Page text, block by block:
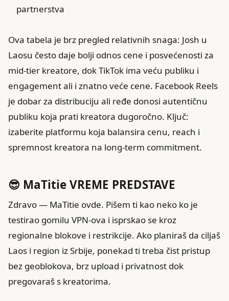
partnerstva
Ova tabela je brz pregled relativnih snaga: Josh u
Laosu često daje bolji odnos cene i posvećenosti za
mid‑tier kreatore, dok TikTok ima veću publiku i
engagement ali i znatno veće cene. Facebook Reels
je dobar za distribuciju ali ređe donosi autentičnu
publiku koja prati kreatora dugoročno. Ključ:
izaberite platformu koja balansira cenu, reach i
spremnost kreatora na long-term commitment.
😎 MaTitie VREME PREDSTAVE
Zdravo — MaTitie ovde. Pišem ti kao neko ko je
testirao gomilu VPN‑ova i isprskao se kroz
regionalne blokove i restrikcije. Ako planiraš da ciljaš
Laos i region iz Srbije, ponekad ti treba čist pristup
bez geoblokova, brz upload i privatnost dok
pregovaraš s kreatorima.